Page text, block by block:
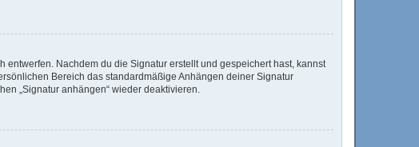
Nachdem du die Signatur erstellt und gespeichert hast, kannst
Bereich das standardmäßige Anhängen deiner Signatur
„Signatur anhängen“ wieder deaktivieren.